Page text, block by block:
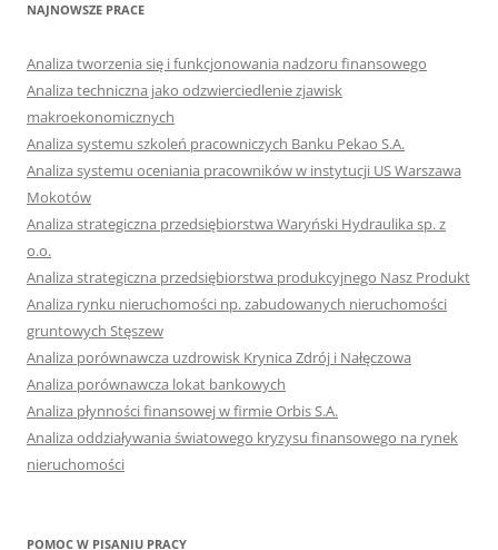
NAJNOWSZE PRACE
Analiza tworzenia się i funkcjonowania nadzoru finansowego
Analiza techniczna jako odzwierciedlenie zjawisk
makroekonomicznych
Analiza systemu szkoleń pracowniczych Banku Pekao S.A.
Analiza systemu oceniania pracowników w instytucji US Warszawa
Mokotów
Analiza strategiczna przedsiębiorstwa Waryński Hydraulika sp. z
o.o.
Analiza strategiczna przedsiębiorstwa produkcyjnego Nasz Produkt
Analiza rynku nieruchomości np. zabudowanych nieruchomości
gruntowych Stęszew
Analiza porównawcza uzdrowisk Krynica Zdrój i Nałęczowa
Analiza porównawcza lokat bankowych
Analiza płynności finansowej w firmie Orbis S.A.
Analiza oddziaływania światowego kryzysu finansowego na rynek
nieruchomości
POMOC W PISANIU PRACY